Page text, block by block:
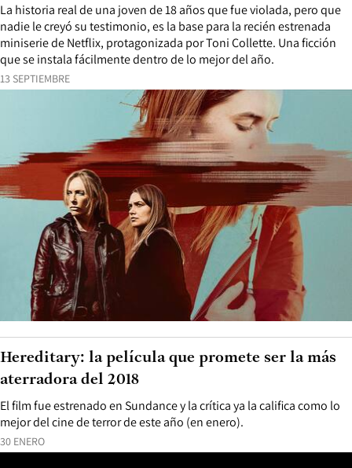
13 SEPTIEMBRE
La historia real de una joven de 18 años que fue violada, pero que
nadie le creyó su testimonio, es la base para la recién estrenada
miniserie de Netflix, protagonizada por Toni Collette. Una ficción
que se instala fácilmente dentro de lo mejor del año.
30 ENERO
El film fue estrenado en Sundance y la crítica ya la califica como lo
mejor del cine de terror de este año (en enero).
Hereditary: la película que promete ser la más
aterradora del 2018